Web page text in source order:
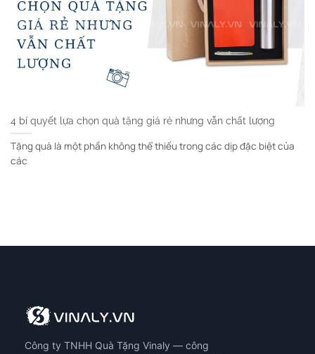
4 bí quyết lựa chọn quà tặng giá rẻ nhưng vẫn chất lượng
Tặng quà là một phần không thể thiếu trong các dịp đặc biệt của
các
Công ty TNHH Quà Tặng Vinaly — công